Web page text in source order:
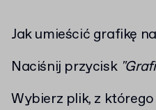
Jak umieścić grafikę
Naciśnij przycisk
Wybierz plik, z